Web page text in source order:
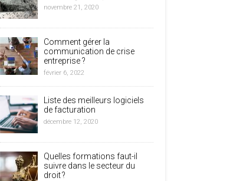
novembre 21, 2020
Comment gérer la
communication de crise
entreprise ?
février 6, 2022
Liste des meilleurs logiciels
de facturation
décembre 12, 2020
Quelles formations faut-il
suivre dans le secteur du
droit ?